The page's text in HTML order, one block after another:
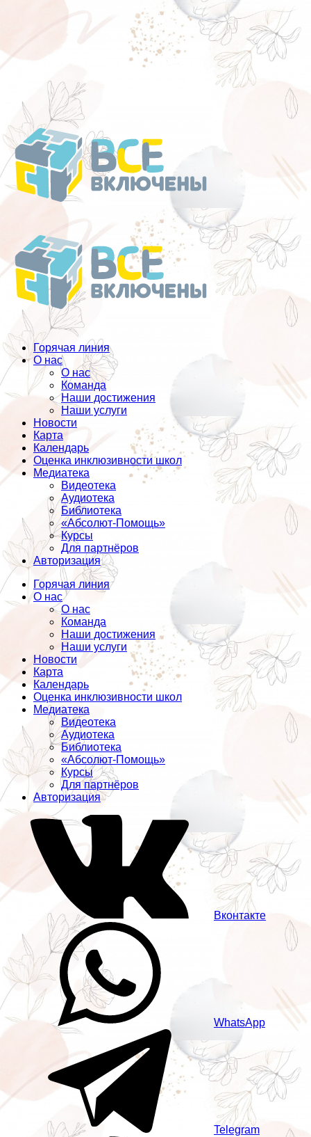
Перейти
к
содержанию
Горячая линия
О нас
О нас
Команда
Наши достижения
Наши услуги
Новости
Карта
Календарь
Оценка инклюзивности школ
Медиатека
Видеотека
Аудиотека
Библиотека
«Абсолют-Помощь»
Курсы
Для партнёров
Авторизация
Горячая линия
О нас
О нас
Команда
Наши достижения
Наши услуги
Новости
Карта
Календарь
Оценка инклюзивности школ
Медиатека
Видеотека
Аудиотека
Библиотека
«Абсолют-Помощь»
Курсы
Для партнёров
Авторизация
Вконтакте
WhatsApp
Telegram